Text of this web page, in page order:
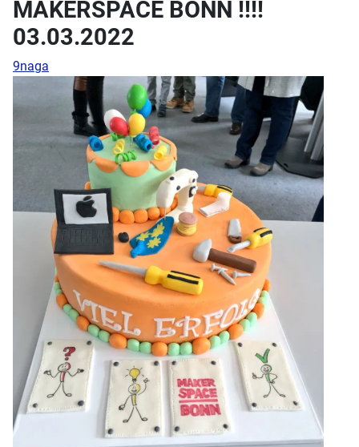
MAKERSPACE BONN !!!!
03.03.2022
9naga